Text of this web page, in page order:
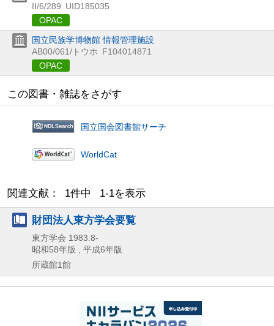
II/6/289 UID185035
OPAC
国立民族学博物館 情報管理施設
AB00/061/トウホ F104014871
OPAC
この図書・雑誌をさがす
国立国会図書館サーチ
WorldCat
関連文献： 1件中 1-1を表示
財団法人東方学会要覧
東方学会 1983.8-
昭和58年版 , 平成6年版
所蔵館1館